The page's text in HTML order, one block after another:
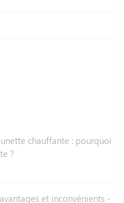
chauffante : pourquoi
?
et inconvénients -